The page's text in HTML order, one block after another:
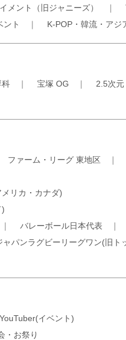
メント（旧ジャニーズ） ｜
ント ｜ K-POP・韓流・アジ
科 ｜ 宝塚 OG ｜ 2.5次元
ファーム・リーグ 東地区 ｜
リカ・カナダ)
)
バレーボール日本代表 ｜
ャパンラグビーリーグワン(旧ト
YouTuber(イベント)
・お祭り